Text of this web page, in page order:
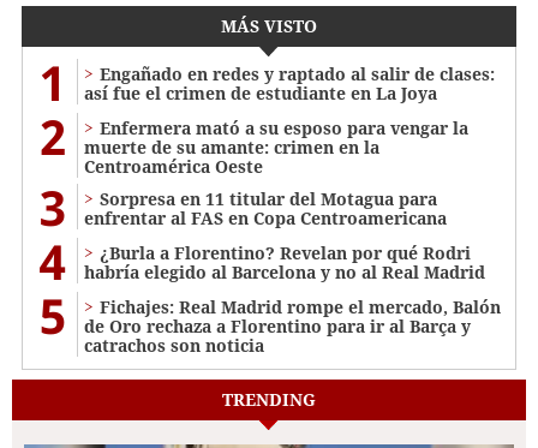
MÁS VISTO
1
Engañado en redes y raptado al salir de clases:
así fue el crimen de estudiante en La Joya
2
Enfermera mató a su esposo para vengar la
muerte de su amante: crimen en la
Centroamérica Oeste
3
Sorpresa en 11 titular del Motagua para
enfrentar al FAS en Copa Centroamericana
4
¿Burla a Florentino? Revelan por qué Rodri
habría elegido al Barcelona y no al Real Madrid
5
Fichajes: Real Madrid rompe el mercado, Balón
de Oro rechaza a Florentino para ir al Barça y
catrachos son noticia
TRENDING